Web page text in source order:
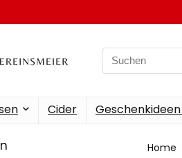
Search
for:
Cider
Home